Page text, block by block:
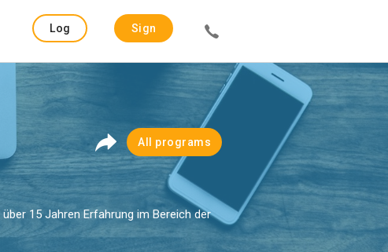
Log
Sign
All programs
15 Jahren Erfahrung im Bereich der